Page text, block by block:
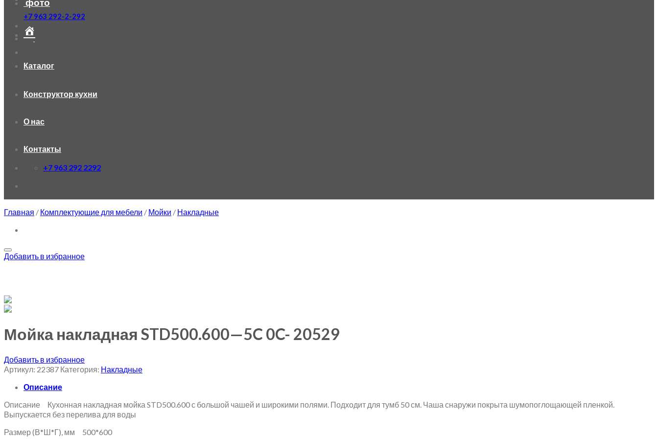
+7 963 292-2-292
Каталог
Конструктор кухни
О нас
Контакты
+7 963 292 2292
Главная / Комплектующие для мебели / Мойки / Накладные
Добавить в избранное
Мойка накладная STD500.600—5C 0C- 20529
Добавить в избранное
Артикул: 22387 Категория: Накладные
Описание
Описание Кухонная накладная мойка STD500.600 с большой чашей и широкими полями. Подходит для тумб 50 см. Чаша снаружи покрыта шумопоглощающей пленкой.
Выпускается без перелива для воды
Размер (В*Ш*Г), мм 500*600